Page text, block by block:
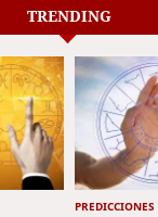
TRENDING
PREDICCIONES